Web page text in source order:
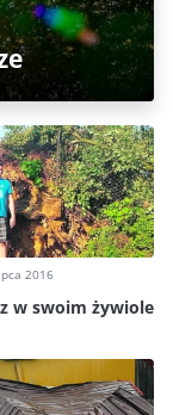
2016
w swoim żywiole